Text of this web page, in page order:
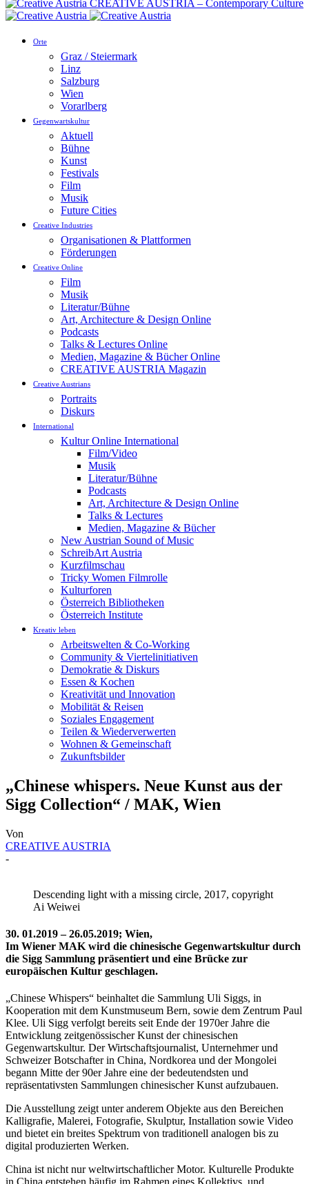
CREATIVE AUSTRIA – Contemporary Culture
Orte
Graz / Steiermark
Linz
Salzburg
Wien
Vorarlberg
Gegenwartskultur
Aktuell
Bühne
Kunst
Festivals
Film
Musik
Future Cities
Creative Industries
Organisationen & Plattformen
Förderungen
Creative Online
Film
Musik
Literatur/Bühne
Art, Architecture & Design Online
Podcasts
Talks & Lectures Online
Medien, Magazine & Bücher Online
CREATIVE AUSTRIA Magazin
Creative Austrians
Portraits
Diskurs
International
Kultur Online International
Film/Video
Musik
Literatur/Bühne
Podcasts
Art, Architecture & Design Online
Talks & Lectures
Medien, Magazine & Bücher
New Austrian Sound of Music
SchreibArt Austria
Kurzfilmschau
Tricky Women Filmrolle
Kulturforen
Österreich Bibliotheken
Österreich Institute
Kreativ leben
Arbeitswelten & Co-Working
Community & Viertelinitiativen
Demokratie & Diskurs
Essen & Kochen
Kreativität und Innovation
Mobilität & Reisen
Soziales Engagement
Teilen & Wiederverwerten
Wohnen & Gemeinschaft
Zukunftsbilder
„Chinese whispers. Neue Kunst aus der
Sigg Collection“ / MAK, Wien
Von
CREATIVE AUSTRIA
-
Descending light with a missing circle, 2017, copyright
Ai Weiwei
30. 01.2019 – 26.05.2019; Wien,
Im Wiener MAK wird die chinesische Gegenwartskultur durch
die Sigg Sammlung präsentiert und eine Brücke zur
europäischen Kultur geschlagen.
„Chinese Whispers“ beinhaltet die Sammlung Uli Siggs, in
Kooperation mit dem Kunstmuseum Bern, sowie dem Zentrum Paul
Klee. Uli Sigg verfolgt bereits seit Ende der 1970er Jahre die
Entwicklung zeitgenössischer Kunst der chinesischen
Gegenwartskultur. Der Wirtschaftsjournalist, Unternehmer und
Schweizer Botschafter in China, Nordkorea und der Mongolei
begann Mitte der 90er Jahre eine der bedeutendsten und
repräsentativsten Sammlungen chinesischer Kunst aufzubauen.
Die Ausstellung zeigt unter anderem Objekte aus den Bereichen
Kalligrafie, Malerei, Fotografie, Skulptur, Installation sowie Video
und bietet ein breites Spektrum von traditionell analogen bis zu
digital produzierten Werken.
China ist nicht nur weltwirtschaftlicher Motor. Kulturelle Produkte